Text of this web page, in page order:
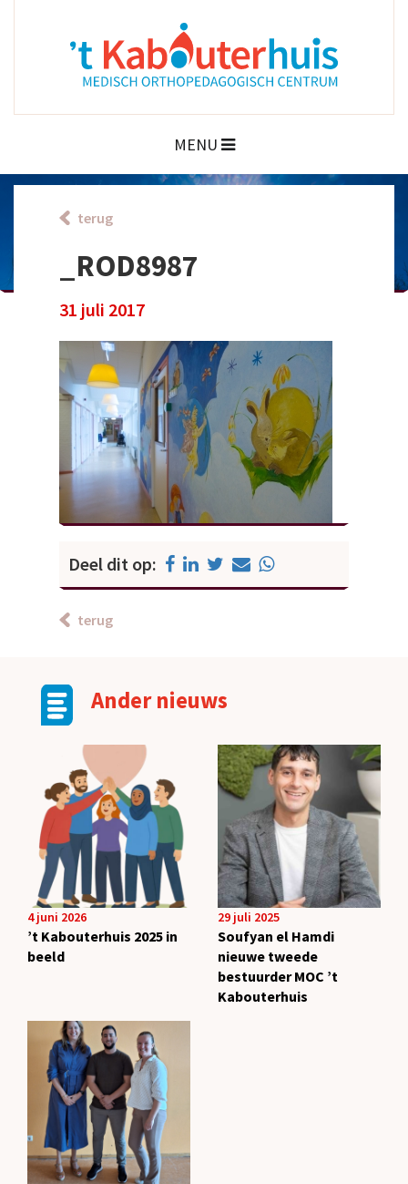
MENU
terug
_ROD8987
31 juli 2017
Deel dit op:
terug
Ander nieuws
4 juni 2026
’t Kabouterhuis 2025 in
beeld
29 juli 2025
Soufyan el Hamdi
nieuwe tweede
bestuurder MOC ’t
Kabouterhuis